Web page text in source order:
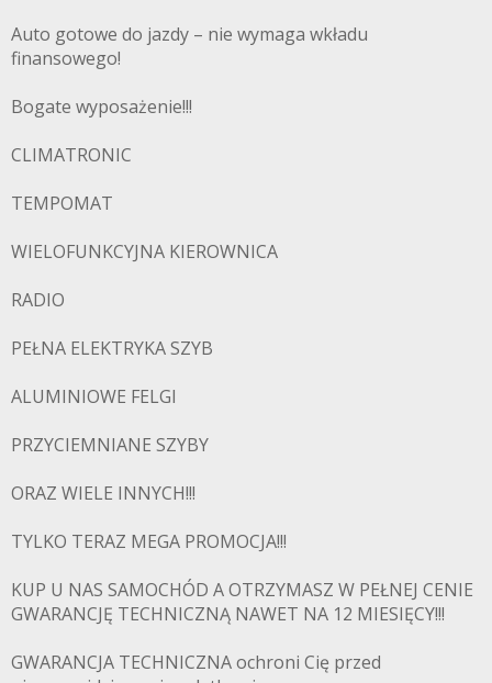
Auto gotowe do jazdy – nie wymaga wkładu
finansowego!
Bogate wyposażenie!!!
CLIMATRONIC
TEMPOMAT
WIELOFUNKCYJNA KIEROWNICA
RADIO
PEŁNA ELEKTRYKA SZYB
ALUMINIOWE FELGI
PRZYCIEMNIANE SZYBY
ORAZ WIELE INNYCH!!!
TYLKO TERAZ MEGA PROMOCJA!!!
KUP U NAS SAMOCHÓD A OTRZYMASZ W PEŁNEJ CENIE
GWARANCJĘ TECHNICZNĄ NAWET NA 12 MIESIĘCY!!!
GWARANCJA TECHNICZNA ochroni Cię przed